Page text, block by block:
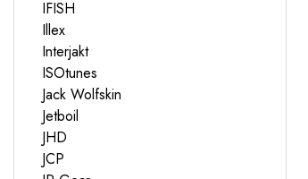
IFISH
Illex
Interjakt
ISOtunes
Jack Wolfskin
Jetboil
JHD
JCP